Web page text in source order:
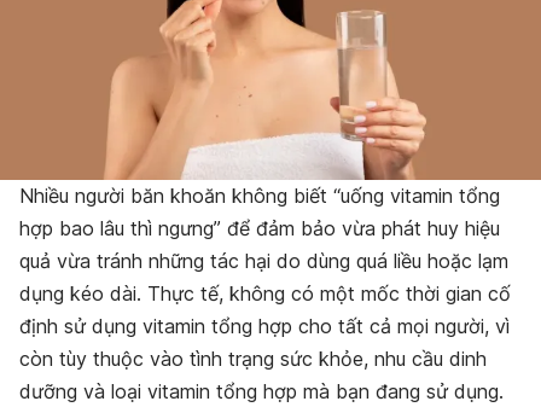
Nhiều người băn khoăn không biết “uống vitamin tổng
hợp bao lâu thì ngưng” để đảm bảo vừa phát huy hiệu
quả vừa tránh những tác hại do dùng quá liều hoặc lạm
dụng kéo dài. Thực tế, không có một mốc thời gian cố
định sử dụng vitamin tổng hợp cho tất cả mọi người, vì
còn tùy thuộc vào tình trạng sức khỏe, nhu cầu dinh
dưỡng và loại vitamin tổng hợp mà bạn đang sử dụng.